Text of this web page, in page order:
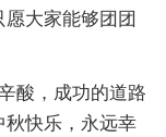
大家能够团团
酸，成功的道路
秋快乐，永远幸